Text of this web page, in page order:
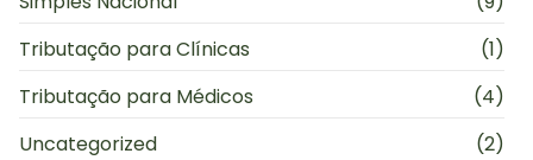
Tributação para Clínicas
(1)
Tributação para Médicos
(4)
Uncategorized
(2)